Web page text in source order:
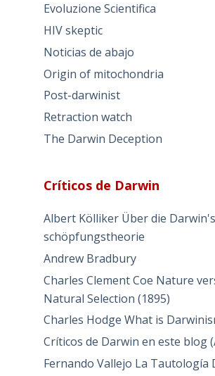
Evoluzione Scientifica
HIV skeptic
Noticias de abajo
Origin of mitochondria
Post-darwinist
Retraction watch
The Darwin Deception
Críticos de Darwin
Albert Kölliker Über die
schöpfungstheorie
Andrew Bradbury
Charles Clement Coe Nature
Natural Selection (1895)
Charles Hodge What is
Críticos de Darwin en este blog
Fernando Vallejo La Tautología